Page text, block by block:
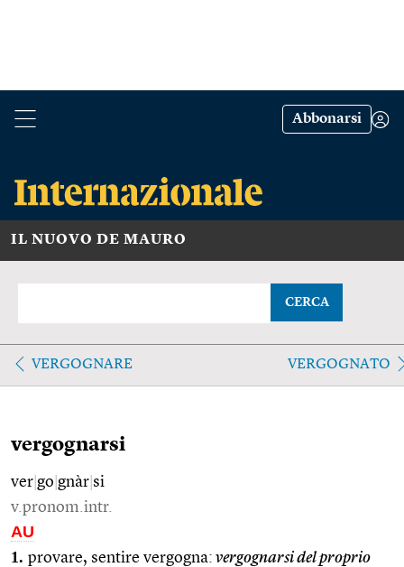
Abbonarsi
IL NUOVO DE MAURO
CERCA
VERGOGNARE VERGOGNATO
vergognarsi
ver go gnàr si
v.pronom.intr.
AU
1. provare, sentire vergogna: vergognarsi del proprio